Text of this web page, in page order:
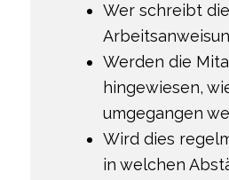
Wer schreibt die
Werden die
hingewiesen,
umgegangen
Wird dies
in welchen